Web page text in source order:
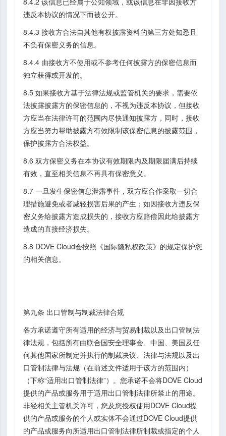
违反本协议的情况下而被公开。
8.4.3 接收方合法自其他有权披露资料的第三方处知悉且
不负有保密义务的信息。
8.4.4 由接收方不使用或不参考任何披露方的保密信息而
独立获得或开发的。
8.5 如果接收方基于法律法规或监管机关的要求，需要依
法披露披露方的保密信息的，不视为违反本协议，但接收
方应当在法律许可的范围内尽快通知披露方，同时，接收
方应当努力帮助披露方有效限制该保密信息的披露范围，
保护披露方合法权益。
8.6 双方保密义务在本协议有效期限内及期限届满后持续
有效，直至相关信息不再具有保密意义。
8.7 一旦发生保密信息泄露事件，双方应合作采取一切合
理措施避免或者减轻损害后果的产生；如因接收方违反保
密义务给披露方造成损失的，接收方应赔偿因此给披露方
造成的直接经济损失。
8.8 DOVE Cloud会按照《国际隐私权政策》的规定保护您
的相关信息。
第九条 出口管制与制裁法律合规
各方承诺遵守所有适用的经济与贸易制裁以及出口管制法
律法规，包括所有由联合国安全理事会、中国、美国及任
何其他国家所制定并执行的制裁决议、法律与法规以及出
口管制法律与法规（在前述文件适用于该方的范围内）
（下称“适用出口管制法律”）。您承诺不会将DOVE Cloud
提供的产品或服务用于适用出口管制法律所禁止的用途。
非经相关主管机关许可，您及您授权使用DOVE Cloud提
供的产品或服务的个人或实体不会通过DOVE Cloud提供
的产品或服务向所适用出口管制法律所制裁或指定的个人